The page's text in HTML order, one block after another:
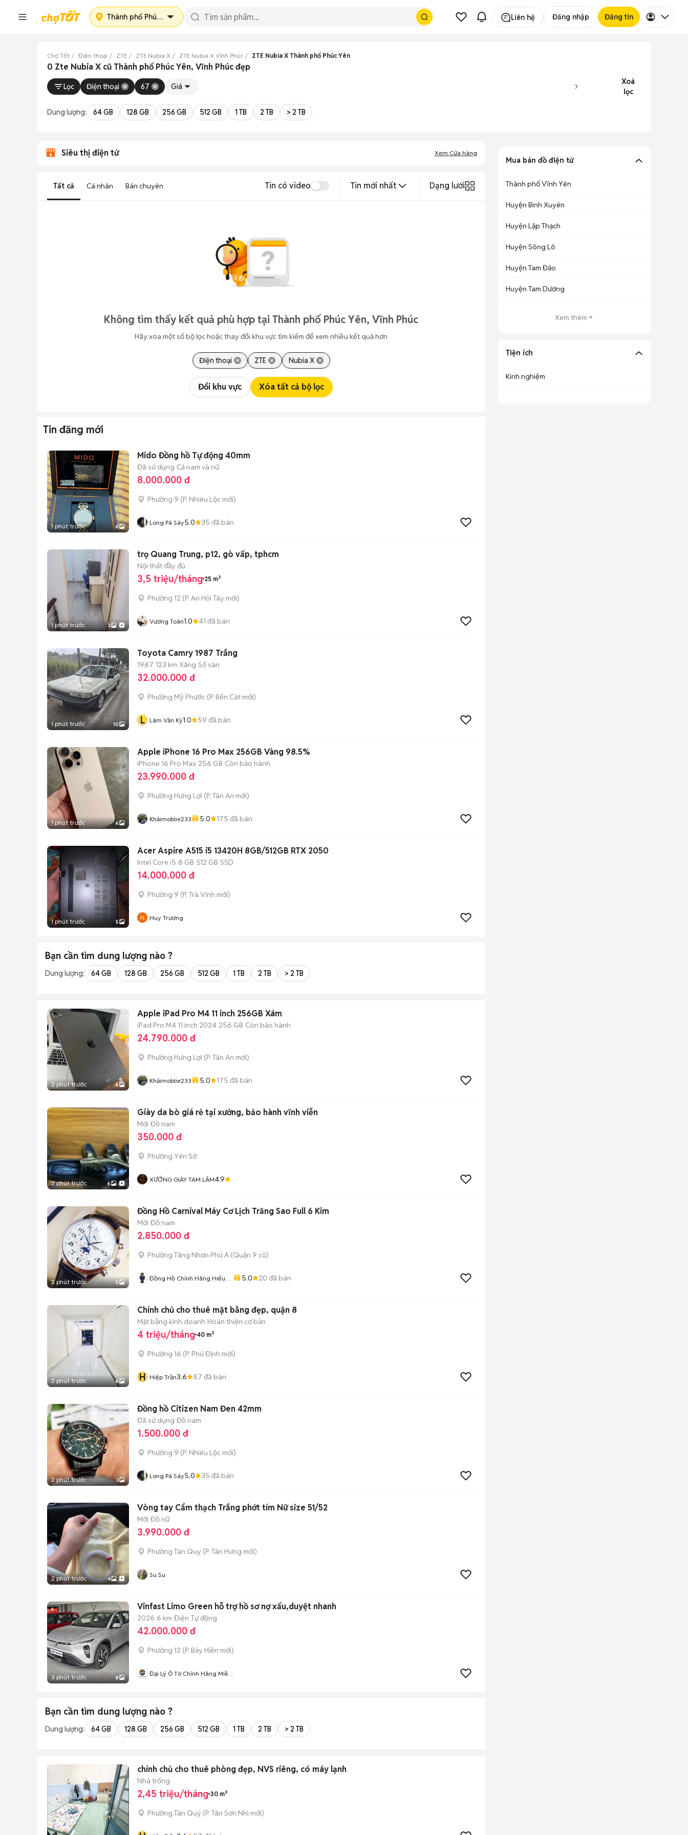
Thành phố Phúc Yên Liên hệ Đăng nhập Đăng tin
Chợ Tốt Điện thoại ZTE ZTE Nubia X ZTE Nubia X Vĩnh Phúc ZTE Nubia X Thành phố Phúc Yên
0 Zte Nubia X cũ Thành phố Phúc Yên, Vĩnh Phúc đẹp
Lọc Điện thoại 67 Giá
Xoá
lọc
Dung lượng: 64 GB 128 GB 256 GB 512 GB 1 TB 2 TB > 2 TB
Siêu thị điện tử Xem Cửa hàng
Tất cả Cá nhân Bán chuyên Tin có video Tin mới nhất Dạng lưới
Không tìm thấy kết quả phù hợp tại Thành phố Phúc Yên, Vĩnh Phúc
Hãy xóa một số bộ lọc hoặc thay đổi khu vực tìm kiếm để xem nhiều kết quả hơn
Điện thoại ZTE Nubia X
Đổi khu vực Xóa tất cả bộ lọc
Tin đăng mới
1 phút trước 6
Mido Đồng hồ Tự động 40mm
Đã sử dụng Cả nam và nữ
8.000.000 đ
Phường 9 (P. Nhiêu Lộc mới)
Long Pá Sáy5.0 35 đã bán
1 phút trước 3
trọ Quang Trung, p12, gò vấp, tphcm
Nội thất đầy đủ
3,5 triệu/tháng 25 m²
Phường 12 (P. An Hội Tây mới)
Vương Toàn1.0 41 đã bán
1 phút trước 10
Toyota Camry 1987 Trắng
1987 123 km Xăng Số sàn
32.000.000 đ
Phường Mỹ Phước (P. Bến Cát mới)
L Lâm Văn Kỳ1.0 59 đã bán
1 phút trước 6
Apple iPhone 16 Pro Max 256GB Vàng 98.5%
iPhone 16 Pro Max 256 GB Còn bảo hành
23.990.000 đ
Phường Hưng Lợi (P. Tân An mới)
Khảimoblie233 5.0 175 đã bán
1 phút trước 5
Acer Aspire A515 i5 13420H 8GB/512GB RTX 2050
Intel Core i5 8 GB 512 GB SSD
14.000.000 đ
Phường 9 (P. Trà Vinh mới)
Huy Trương
Bạn cần tìm dung lượng nào ?
Dung lượng: 64 GB 128 GB 256 GB 512 GB 1 TB 2 TB > 2 TB
2 phút trước 6
Apple iPad Pro M4 11 inch 256GB Xám
iPad Pro M4 11 inch 2024 256 GB Còn bảo hành
24.790.000 đ
Phường Hưng Lợi (P. Tân An mới)
Khảimoblie233 5.0 175 đã bán
2 phút trước 6
Giày da bò giá rẻ tại xưởng, bảo hành vĩnh viễn
Mới Đồ nam
350.000 đ
Phường Yên Sở
XƯỞNG GIÀY TAM LÂM4.9
2 phút trước 5
Đồng Hồ Carnival Máy Cơ Lịch Trăng Sao Full 6 Kim
Mới Đồ nam
2.850.000 đ
Phường Tăng Nhơn Phú A (Quận 9 cũ)
Đồng Hồ Chính Hãng Hiếu
5.0 20 đã bán
2 phút trước 6
Chính chủ cho thuê mặt bằng đẹp, quận 8
Mặt bằng kinh doanh Hoàn thiện cơ bản
4 triệu/tháng 40 m²
Phường 16 (P. Phú Định mới)
H Hiệp Trần3.6 87 đã bán
2 phút trước 3
Đồng hồ Citizen Nam Đen 42mm
Đã sử dụng Đồ nam
1.500.000 đ
Phường 9 (P. Nhiêu Lộc mới)
Long Pá Sáy5.0 35 đã bán
2 phút trước 4
Vòng tay Cẩm thạch Trắng phớt tím Nữ size 51/52
Mới Đồ nữ
3.990.000 đ
Phường Tân Quy (P. Tân Hưng mới)
Su Su
3 phút trước 8
Vinfast Limo Green hỗ trợ hồ sơ nợ xấu,duyệt nhanh
2026 6 km Điện Tự động
42.000.000 đ
Phường 12 (P. Bảy Hiền mới)
Đại Lý Ô Tô Chính Hãng Miền
Bạn cần tìm dung lượng nào ?
Dung lượng: 64 GB 128 GB 256 GB 512 GB 1 TB 2 TB > 2 TB
chính chủ cho thuê phòng đẹp, NVS riêng, có máy lạnh
Nhà trống
2,45 triệu/tháng 30 m²
Phường Tân Quý (P. Tân Sơn Nhì mới)
Mua bán đồ điện tử
Thành phố Vĩnh Yên
Huyện Bình Xuyên
Huyện Lập Thạch
Huyện Sông Lô
Huyện Tam Đảo
Huyện Tam Dương
Xem thêm
Tiện ích
Kinh nghiệm